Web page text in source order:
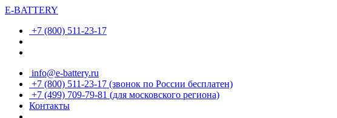
E-BATTERY
+7 (800) 511-23-17
info@e-battery.ru
+7 (800) 511-23-17 (звонок по России бесплатен)
+7 (499) 709-79-81 (для московского региона)
Контакты